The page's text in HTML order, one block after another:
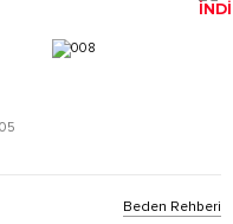
Beden Rehberi